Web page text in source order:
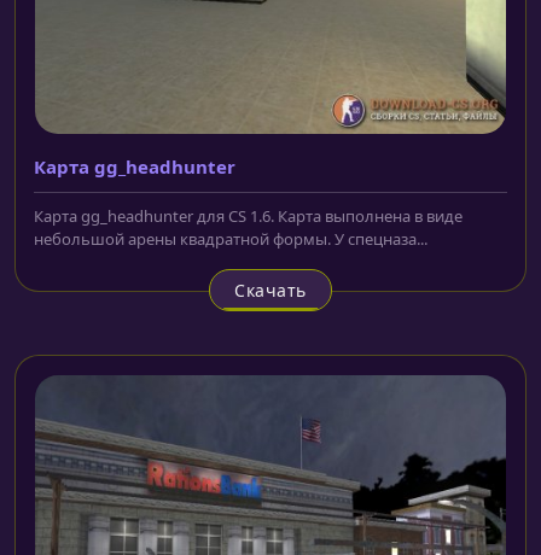
Карта gg_headhunter
Карта gg_headhunter для CS 1.6. Карта выполнена в виде
небольшой арены квадратной формы. У спецназа...
Скачать